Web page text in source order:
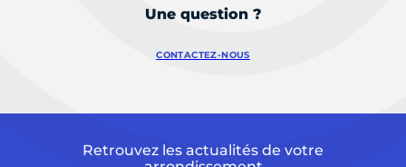
Une question ?
CONTACTEZ-NOUS
Retrouvez les actualités de votre